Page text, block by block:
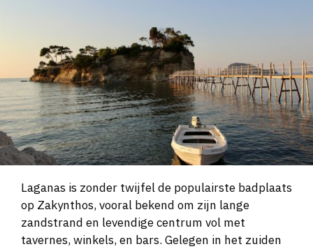
Laganas is zonder twijfel de populairste badplaats
op Zakynthos, vooral bekend om zijn lange
zandstrand en levendige centrum vol met
tavernes, winkels, en bars. Gelegen in het zuiden